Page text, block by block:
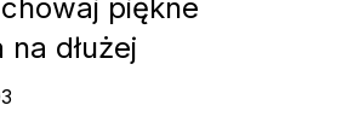
piękne
dłużej